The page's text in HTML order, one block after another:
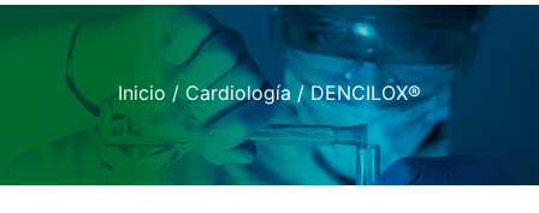
Inicio /Cardiología / DENCILOX®